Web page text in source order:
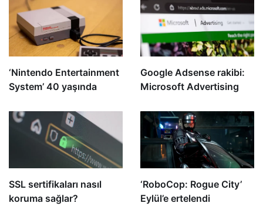
yenileyin
‘Nintendo Entertainment
System’ 40 yaşında
Google Adsense rakibi:
Microsoft Advertising
SSL sertifikaları nasıl
koruma sağlar?
‘RoboCop: Rogue City’
Eylül’e ertelendi